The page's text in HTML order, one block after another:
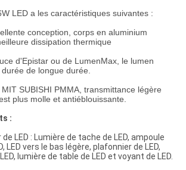
LED a les caractéristiques suivantes :
conception, corps en aluminium
dissipation thermique
d'Epistar ou de LumenMax, le lumen
de longue durée.
SUBISHI PMMA, transmittance légère
plus molle et antiéblouissante.
:
LED : Lumière de tache de LED, ampoule
LED vers le bas légère, plafonnier de LED,
lumière de table de LED et voyant de LED.